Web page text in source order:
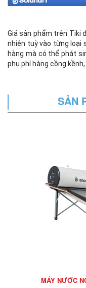
Giá sản phẩm trên Tiki
nhiên tuỳ vào từng loại
hàng mà có thể phát
phụ phí hàng cồng kềnh, .
SẢN
MÁY NƯỚC